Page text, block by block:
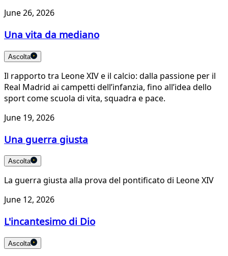
June 26, 2026
Una vita da mediano
Ascolta
Il rapporto tra Leone XIV e il calcio: dalla passione per il
Real Madrid ai campetti dell’infanzia, fino all’idea dello
sport come scuola di vita, squadra e pace.
June 19, 2026
Una guerra giusta
Ascolta
La guerra giusta alla prova del pontificato di Leone XIV
June 12, 2026
L'incantesimo di Dio
Ascolta